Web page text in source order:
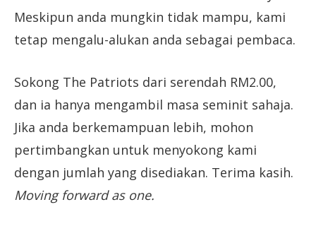
Meskipun anda mungkin tidak mampu, kami
tetap mengalu-alukan anda sebagai pembaca.
Sokong The Patriots dari serendah RM2.00,
dan ia hanya mengambil masa seminit sahaja.
Jika anda berkemampuan lebih, mohon
pertimbangkan untuk menyokong kami
dengan jumlah yang disediakan. Terima kasih.
Moving forward as one.